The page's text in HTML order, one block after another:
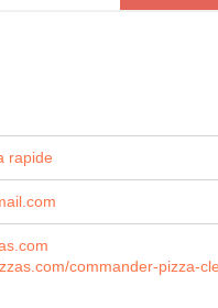
rapide
commander-pizza-